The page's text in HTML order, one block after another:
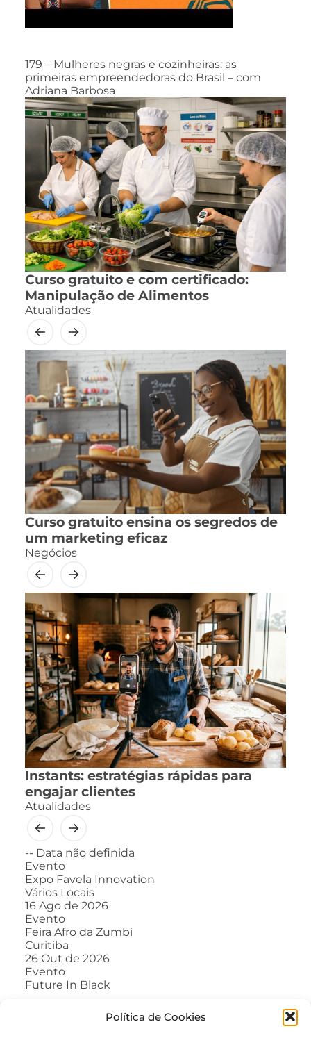
Política de Cookies
179 – Mulheres negras e cozinheiras: as
primeiras empreendedoras do Brasil – com
Adriana Barbosa
Curso gratuito e com certificado:
Manipulação de Alimentos
Atualidades
Curso gratuito ensina os segredos de
um marketing eficaz
Negócios
Instants: estratégias rápidas para
engajar clientes
Atualidades
-- Data não definida
Evento
Expo Favela Innovation
Vários Locais
16 Ago de 2026
Evento
Feira Afro da Zumbi
Curitiba
26 Out de 2026
Evento
Future In Black